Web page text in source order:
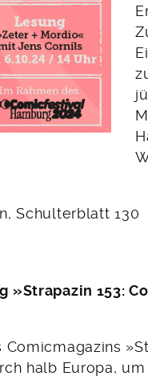
Schulterblatt 130
153:
Comicmagazins
halb Europa,